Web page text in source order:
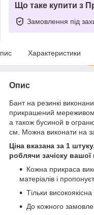
Що таке купити з
Замовлення під
Характеристики
Опис
Бант на резинкі
прикрашений
а також бусиной в
см. Можна виконати на
Ціна вказана за 1
роблячи зачіску
Кожна прикраса
матеріалів і
Тільки
До кожного